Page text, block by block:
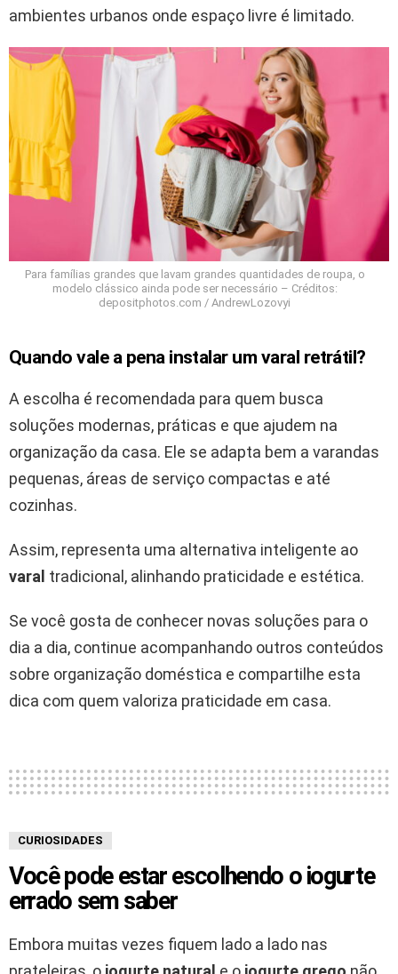
ambientes urbanos onde espaço livre é limitado.
Para famílias grandes que lavam grandes quantidades de roupa, o
modelo clássico ainda pode ser necessário – Créditos:
depositphotos.com / AndrewLozovyi
Quando vale a pena instalar um varal retrátil?
A escolha é recomendada para quem busca
soluções modernas, práticas e que ajudem na
organização da casa. Ele se adapta bem a varandas
pequenas, áreas de serviço compactas e até
cozinhas.
Assim, representa uma alternativa inteligente ao
varal tradicional, alinhando praticidade e estética.
Se você gosta de conhecer novas soluções para o
dia a dia, continue acompanhando outros conteúdos
sobre organização doméstica e compartilhe esta
dica com quem valoriza praticidade em casa.
CURIOSIDADES
Você pode estar escolhendo o iogurte
errado sem saber
Embora muitas vezes fiquem lado a lado nas